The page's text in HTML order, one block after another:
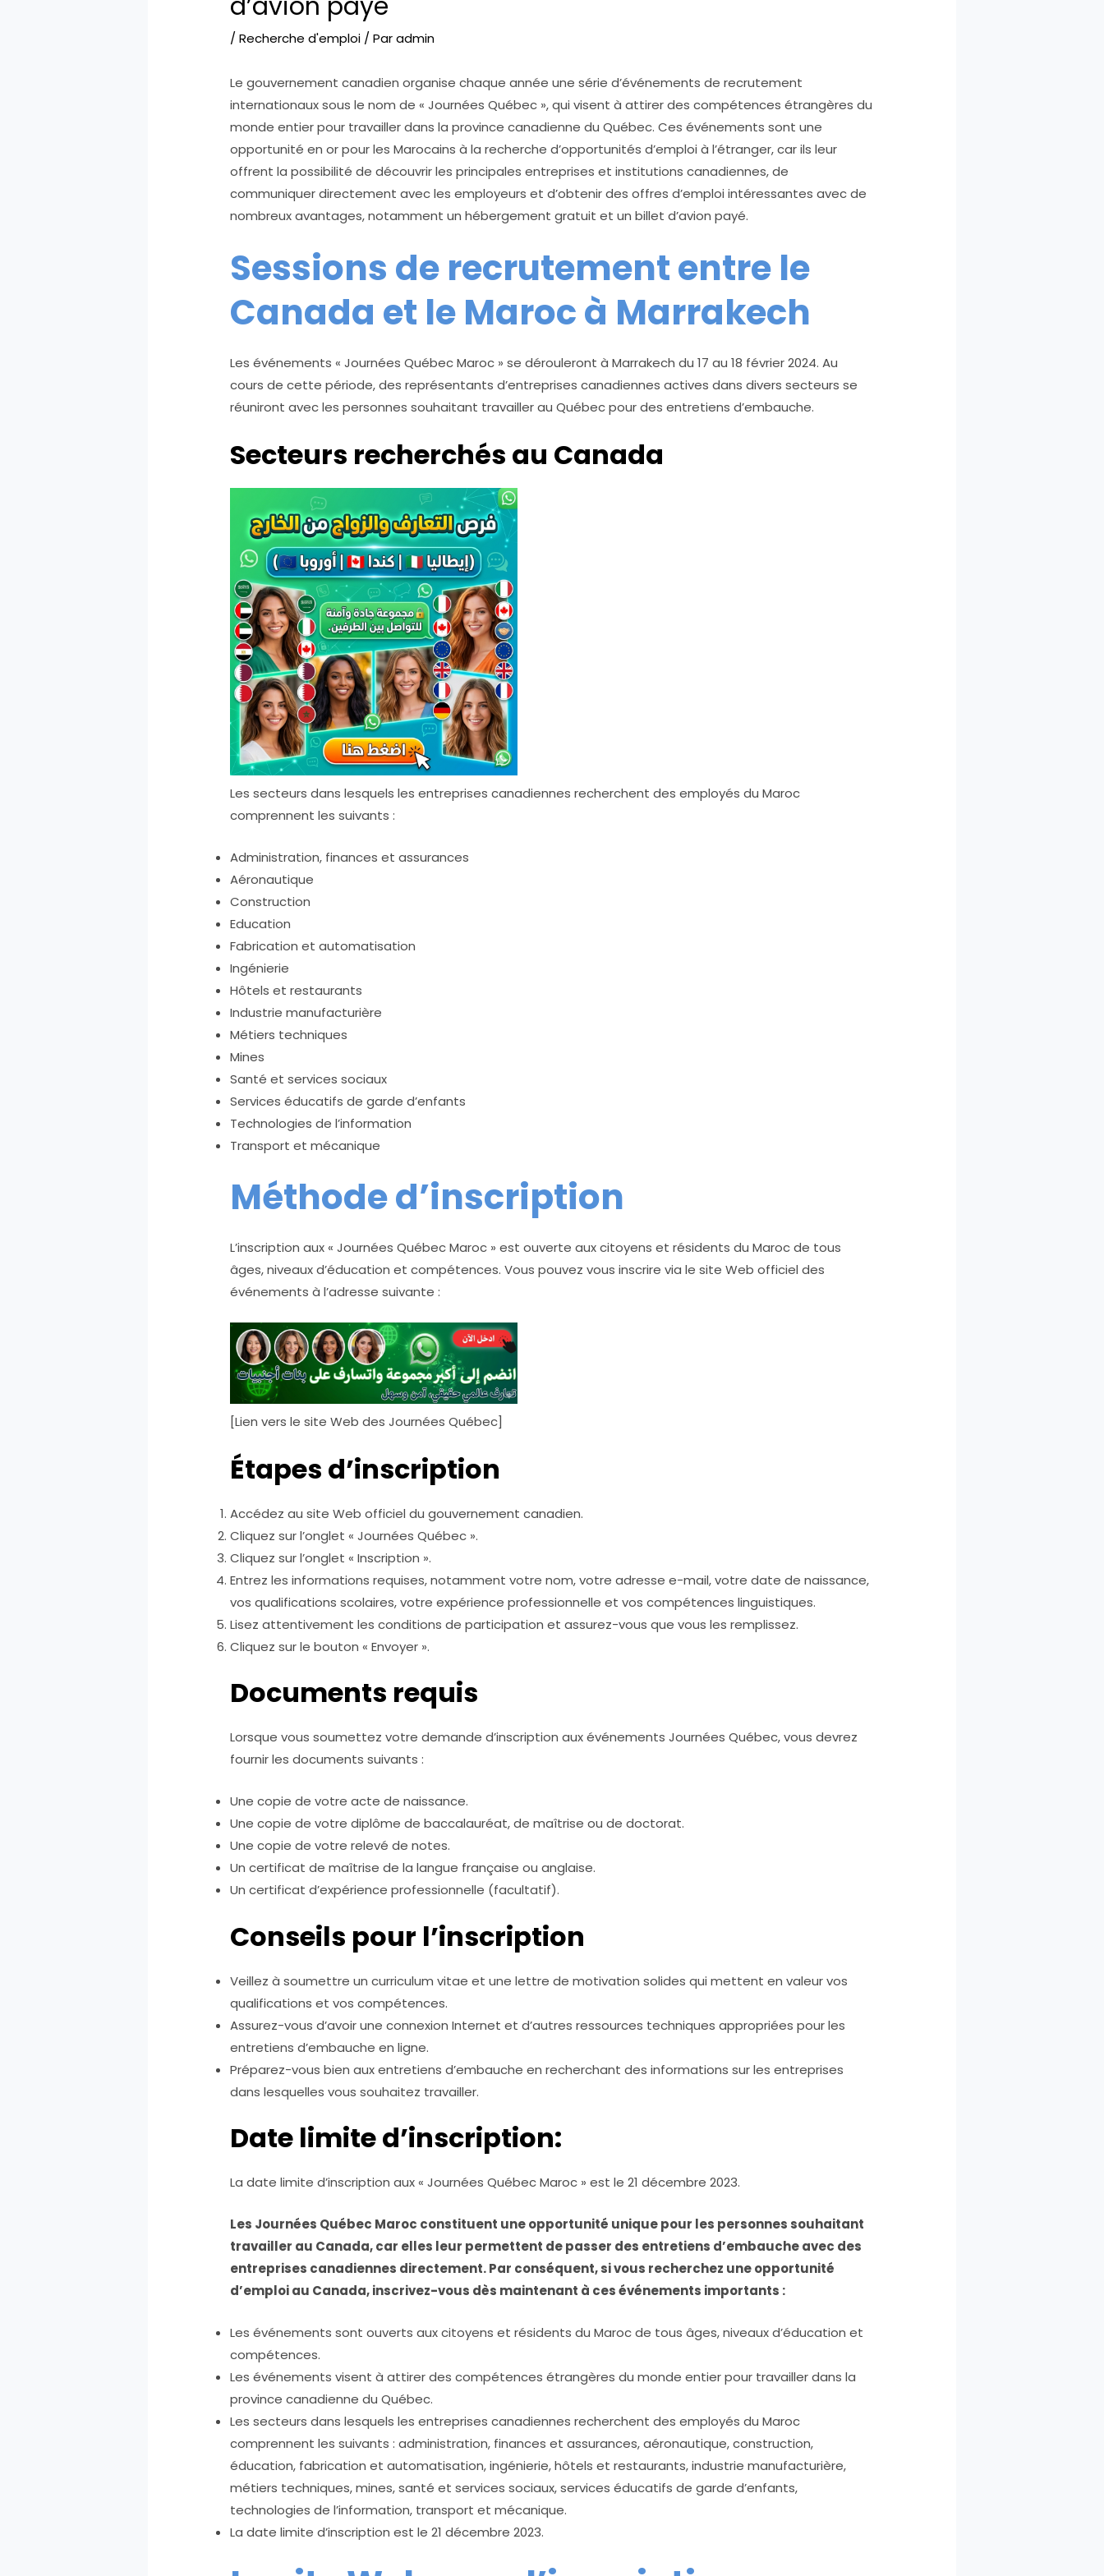
/Recherche d'emploi / Paradmin
Le gouvernement canadien organise chaque année une série d’événements de recrutement
internationaux sous le nom de « Journées Québec », qui visent à attirer des compétences étrangères du
monde entier pour travailler dans la province canadienne du Québec. Ces événements sont une
opportunité en or pour les Marocains à la recherche d’opportunités d’emploi à l’étranger, car ils leur
offrent la possibilité de découvrir les principales entreprises et institutions canadiennes, de
communiquer directement avec les employeurs et d’obtenir des offres d’emploi intéressantes avec de
nombreux avantages, notamment un hébergement gratuit et un billet d’avion payé.
Sessions de recrutement entre le
Canada et le Maroc à Marrakech
Les événements « Journées Québec Maroc » se dérouleront à Marrakech du 17 au 18 février 2024. Au
cours de cette période, des représentants d’entreprises canadiennes actives dans divers secteurs se
réuniront avec les personnes souhaitant travailler au Québec pour des entretiens d’embauche.
Secteurs recherchés au Canada
Les secteurs dans lesquels les entreprises canadiennes recherchent des employés du Maroc
comprennent les suivants :
Administration, finances et assurances
Aéronautique
Construction
Education
Fabrication et automatisation
Ingénierie
Hôtels et restaurants
Industrie manufacturière
Métiers techniques
Mines
Santé et services sociaux
Services éducatifs de garde d’enfants
Technologies de l’information
Transport et mécanique
Méthode d’inscription
L’inscription aux « Journées Québec Maroc » est ouverte aux citoyens et résidents du Maroc de tous
âges, niveaux d’éducation et compétences. Vous pouvez vous inscrire via le site Web officiel des
événements à l’adresse suivante :
[Lien vers le site Web des Journées Québec]
Étapes d’inscription
Accédez au site Web officiel du gouvernement canadien.
Cliquez sur l’onglet « Journées Québec ».
Cliquez sur l’onglet « Inscription ».
Entrez les informations requises, notamment votre nom, votre adresse e-mail, votre date de naissance,
vos qualifications scolaires, votre expérience professionnelle et vos compétences linguistiques.
Lisez attentivement les conditions de participation et assurez-vous que vous les remplissez.
Cliquez sur le bouton « Envoyer ».
Documents requis
Lorsque vous soumettez votre demande d’inscription aux événements Journées Québec, vous devrez
fournir les documents suivants :
Une copie de votre acte de naissance.
Une copie de votre diplôme de baccalauréat, de maîtrise ou de doctorat.
Une copie de votre relevé de notes.
Un certificat de maîtrise de la langue française ou anglaise.
Un certificat d’expérience professionnelle (facultatif).
Conseils pour l’inscription
Veillez à soumettre un curriculum vitae et une lettre de motivation solides qui mettent en valeur vos
qualifications et vos compétences.
Assurez-vous d’avoir une connexion Internet et d’autres ressources techniques appropriées pour les
entretiens d’embauche en ligne.
Préparez-vous bien aux entretiens d’embauche en recherchant des informations sur les entreprises
dans lesquelles vous souhaitez travailler.
Date limite d’inscription:
La date limite d’inscription aux « Journées Québec Maroc » est le 21 décembre 2023.
Les Journées Québec Maroc constituent une opportunité unique pour les personnes souhaitant
travailler au Canada, car elles leur permettent de passer des entretiens d’embauche avec des
entreprises canadiennes directement. Par conséquent, si vous recherchez une opportunité
d’emploi au Canada, inscrivez-vous dès maintenant à ces événements importants :
Les événements sont ouverts aux citoyens et résidents du Maroc de tous âges, niveaux d’éducation et
compétences.
Les événements visent à attirer des compétences étrangères du monde entier pour travailler dans la
province canadienne du Québec.
Les secteurs dans lesquels les entreprises canadiennes recherchent des employés du Maroc
comprennent les suivants : administration, finances et assurances, aéronautique, construction,
éducation, fabrication et automatisation, ingénierie, hôtels et restaurants, industrie manufacturière,
métiers techniques, mines, santé et services sociaux, services éducatifs de garde d’enfants,
technologies de l’information, transport et mécanique.
La date limite d’inscription est le 21 décembre 2023.